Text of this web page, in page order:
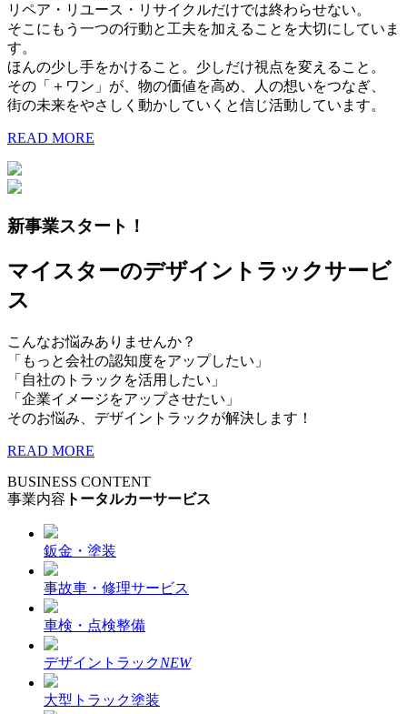
リペア・リユース・リサイクルだけでは終わらせない。
そこにもう一つの行動と工夫を加えることを大切にしていま
す。
ほんの少し手をかけること。少しだけ視点を変えること。
その「＋ワン」が、物の価値を高め、人の想いをつなぎ、
街の未来をやさしく動かしていくと信じ活動しています。
READ MORE
新事業スタート！
マイスターのデザイントラックサービ
ス
こんなお悩みありませんか？
「もっと会社の認知度をアップしたい」
「自社のトラックを活用したい」
「企業イメージをアップさせたい」
そのお悩み、デザイントラックが解決します！
READ MORE
BUSINESS CONTENT
事業内容 トータルカーサービス
鈑金・塗装
事故車・修理サービス
車検・点検整備
デザイントラックNEW
大型トラック塗装